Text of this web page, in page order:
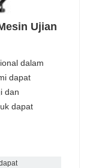
Ujian
dalam
dapat
dan
dapat